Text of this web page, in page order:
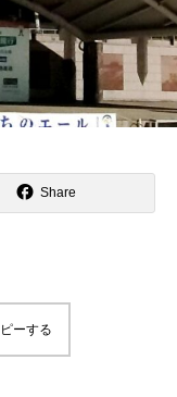
Share
ーする